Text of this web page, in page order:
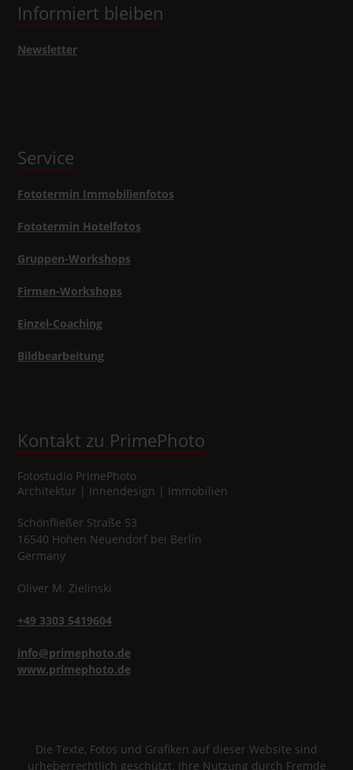
Informiert bleiben
Newsletter
Service
Fototermin Immobilienfotos
Fototermin Hotelfotos
Gruppen-Workshops
Firmen-Workshops
Einzel-Coaching
Bildbearbeitung
Kontakt zu PrimePhoto
Fotostudio PrimePhoto
Architektur | Innendesign | Immobilien
Schönfließer Straße 53
16540 Hohen Neuendorfbei Berlin
Germany
Oliver M. Zielinski
+49 3303 5419604
info@primephoto.de
www.primephoto.de
Die Texte, Fotos und Grafiken auf dieser Website sind
urheberrechtlich geschützt. Ihre Nutzung durch Fremde